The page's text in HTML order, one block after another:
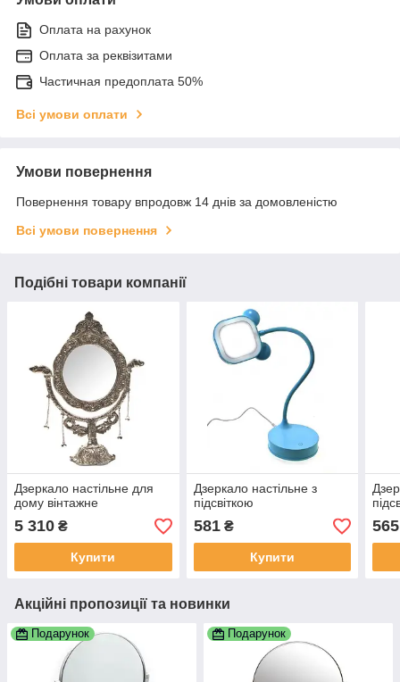
Оплата на рахунок
Оплата за реквізитами
Частичная предоплата 50%
Всі умови оплати
Умови повернення
Повернення товару впродовж 14 днів за домовленістю
Всі умови повернення
Подібні товари компанії
Дзеркало настільне для
дому вінтажне
5 310 ₴
Купити
Дзеркало настільне з
підсвіткою
581₴
Купити
565
Акційні пропозиції та новинки
Подарунок Подарунок